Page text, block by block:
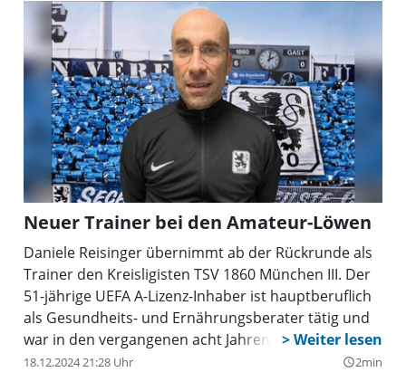
Neuer Trainer bei den Amateur-Löwen
Daniele Reisinger übernimmt ab der Rückrunde als
Trainer den Kreisligisten TSV 1860 München III. Der
51-jährige UEFA A-Lizenz-Inhaber ist hauptberuflich
als Gesundheits- und Ernährungsberater tätig und
war in den vergangenen acht Jahren in
Niedersachsen engagiert. Dort trainierte er den
18.12.2024 21:28 Uhr query_builder2min